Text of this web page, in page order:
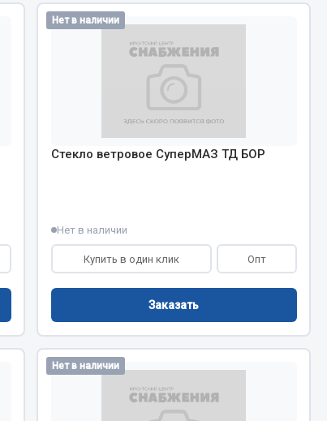
Всё для сварки
Газосварка
Сварочные материалы
Весь раздел
Автохимия
3 ton
Нет в наличии
Стекло ветровое СуперМАЗ ТД БОР
Нет в наличии
Купить в один клик Опт
Заказать
Нет в наличии